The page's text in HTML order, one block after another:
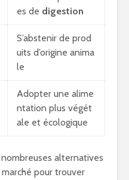
es de digestion
S’abstenir de prod
uits d’origine anima
le
Adopter une alime
ntation plus végét
ale et écologique
alternatives
pour trouver